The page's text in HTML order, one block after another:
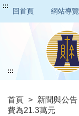
:::
回首頁 網站導覽
首頁 > 新聞與公告
費為21.3萬元
:::